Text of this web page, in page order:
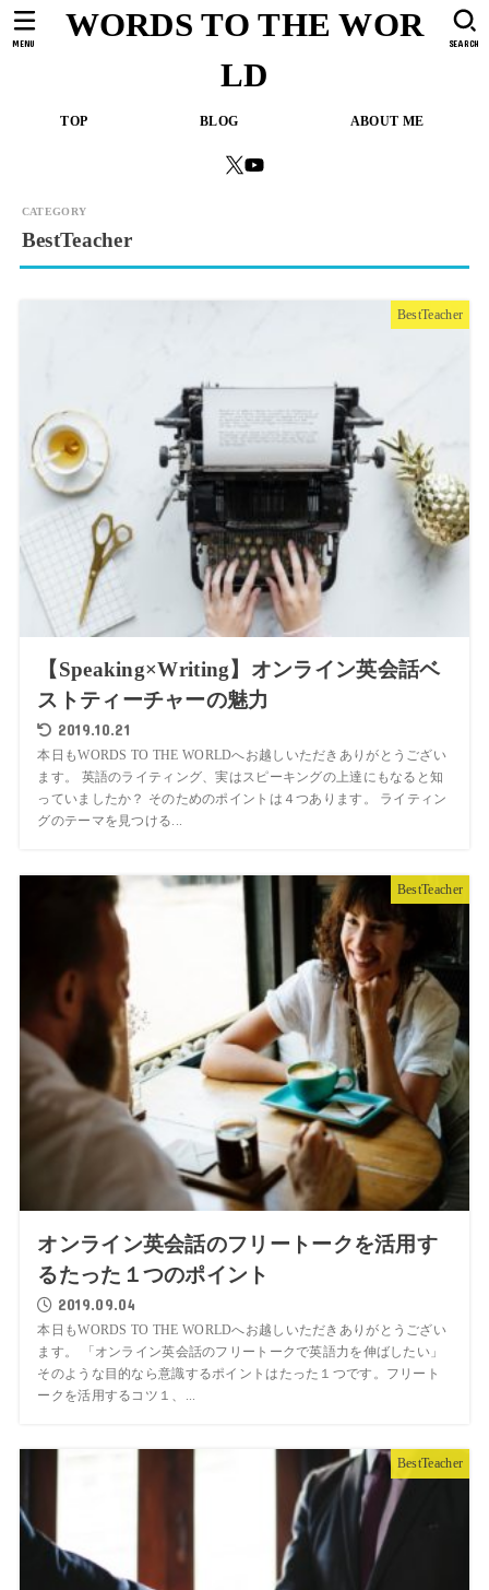
WORDS TO THE WOR
LD
TOP BLOG ABOUT ME
SEARCH
MENU
BestTeacher
BestTeacher
【Speaking×Writing】オンライン英会話ベ
ストティーチャーの魅力
2019.10.21
本日もWORDS TO THE WORLDへお越しいただきありがとうござい
ます。 英語のライティング、実はスピーキングの上達にもなると知
っていましたか？ そのためのポイントは４つあります。 ライティン
グのテーマを見つける...
BestTeacher
オンライン英会話のフリートークを活用す
るたった１つのポイント
2019.09.04
本日もWORDS TO THE WORLDへお越しいただきありがとうござい
ます。 「オンライン英会話のフリートークで英語力を伸ばしたい」
そのような目的なら意識するポイントはたった１つです。フリート
ークを活用するコツ１、...
BestTeacher